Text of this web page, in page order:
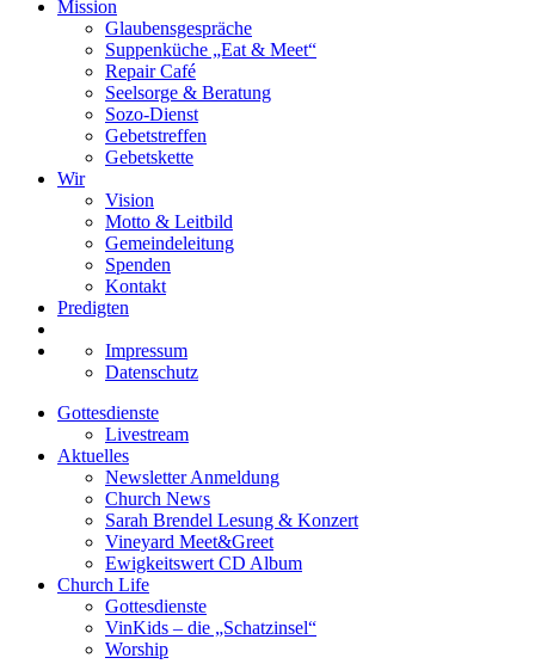
Mission
Glaubensgespräche
Suppenküche „Eat & Meet“
Repair Café
Seelsorge & Beratung
Sozo-Dienst
Gebetstreffen
Gebetskette
Wir
Vision
Motto & Leitbild
Gemeindeleitung
Spenden
Kontakt
Predigten
Impressum
Datenschutz
Gottesdienste
Livestream
Aktuelles
Newsletter Anmeldung
Church News
Sarah Brendel Lesung & Konzert
Vineyard Meet&Greet
Ewigkeitswert CD Album
Church Life
Gottesdienste
VinKids – die „Schatzinsel“
Worship